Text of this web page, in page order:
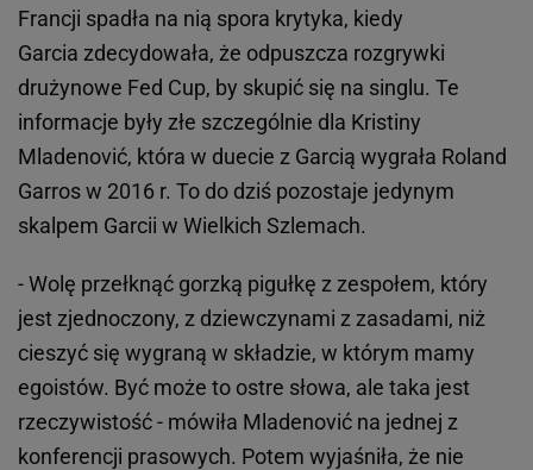
Francji spadła na nią spora krytyka, kiedy
Garcia zdecydowała, że odpuszcza rozgrywki
drużynowe Fed Cup, by skupić się na singlu. Te
informacje były złe szczególnie dla Kristiny
Mladenović, która w duecie z Garcią wygrała Roland
Garros w 2016 r. To do dziś pozostaje jedynym
skalpem Garcii w Wielkich Szlemach.
- Wolę przełknąć gorzką pigułkę z zespołem, który
jest zjednoczony, z dziewczynami z zasadami, niż
cieszyć się wygraną w składzie, w którym mamy
egoistów. Być może to ostre słowa, ale taka jest
rzeczywistość - mówiła Mladenović na jednej z
konferencji prasowych. Potem wyjaśniła, że nie